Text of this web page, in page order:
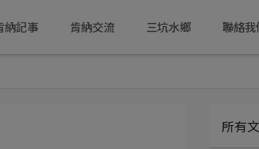
納記事 肯納交流 三坑水鄉 聯絡我
所有